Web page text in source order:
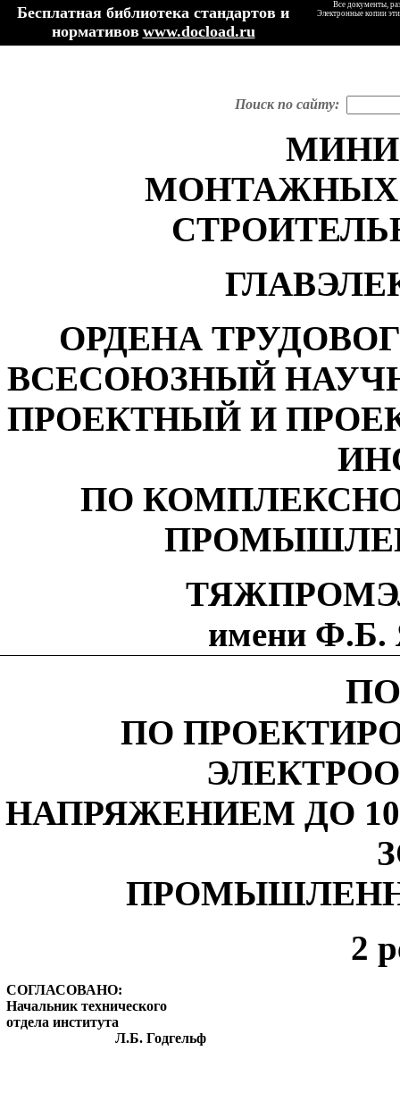
Бесплатная библиотека стандартов и
нормативов www.docload.ru
Все документы,
Электронные копии
Поиск по сайту:
МОНТАЖНЫХ
ОРДЕНА
ВСЕСОЮЗНЫЙ
ПРОЕКТНЫЙ И
ПО
имени
ПО
НАПРЯЖЕНИЕМ ДО
2
СОГЛАСОВАНО:
Начальник технического
отдела института
Л.Б. Годгельф